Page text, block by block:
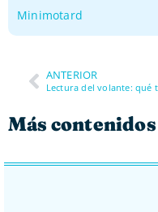
Minimotard
ANTERIOR
Más contenidos